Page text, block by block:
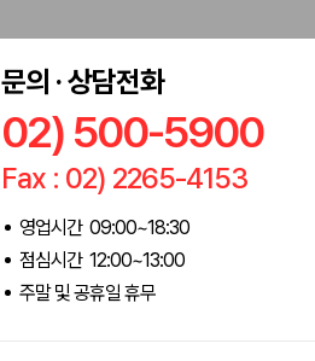
문의 · 상담전화
02) 500-5900
Fax : 02) 2265-4153
영업시간 09:00~18:30
점심시간 12:00~13:00
주말 및 공휴일 휴무